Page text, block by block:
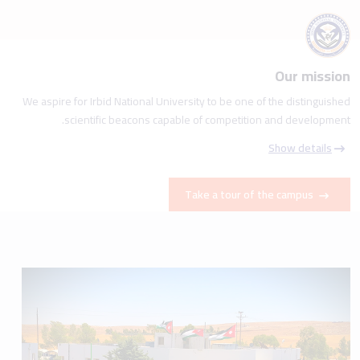
Our mission
We aspire for Irbid National University to be one of the distinguished
scientific beacons capable of competition and development.
Show details
Take a tour of the campus